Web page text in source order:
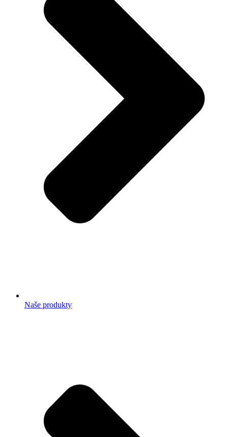
Naše produkty